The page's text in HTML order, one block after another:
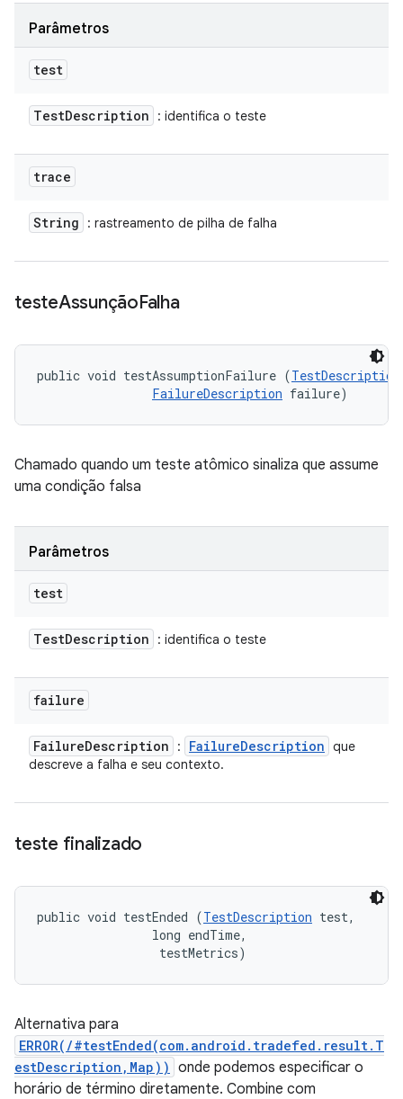
Parâmetros
test
TestDescription : identifica o teste
trace
String : rastreamento de pilha de falha
testeAssunçãoFalha
public void testAssumptionFailure (TestDescription
FailureDescription failure)
Chamado quando um teste atômico sinaliza que assume
uma condição falsa
Parâmetros
test
TestDescription : identifica o teste
failure
FailureDescription : FailureDescription que
descreve a falha e seu contexto.
teste finalizado
public void testEnded (TestDescription test,
                long endTime,
testMetrics)
Alternativa para
ERROR(/#testEnded(com.android.tradefed.result.T
estDescription,Map)) onde podemos especificar o
horário de término diretamente. Combine com